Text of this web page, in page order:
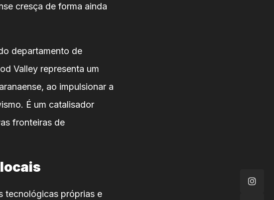
cresça de forma ainda
departamento de
Valley representa um
ao impulsionar a
É um catalisador
fronteiras de
tecnológicas próprias e